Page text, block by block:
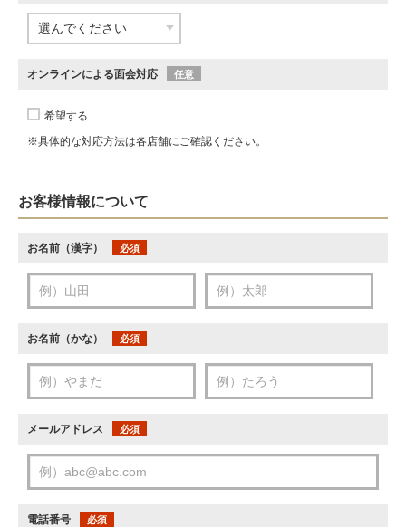
オンラインによる面会対応 任意
希望する
※具体的な対応方法は各店舗にご確認ください。
お客様情報について
お名前（漢字） 必須
お名前（かな） 必須
メールアドレス 必須
電話番号 必須